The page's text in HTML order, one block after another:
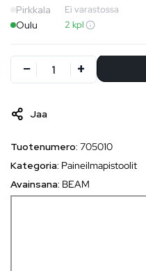
Pirkkala Ei varastossa
Oulu 2 kpl
Jaa
Tuotenumero: 705010
Kategoria: Paineilmapistoolit
Avainsana: BEAM